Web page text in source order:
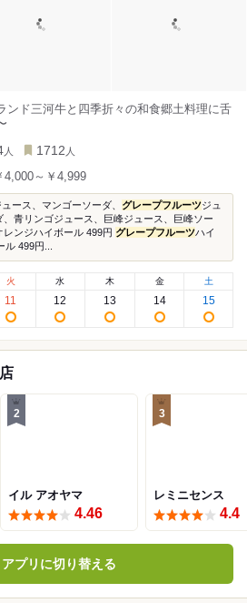
ンド三河牛と四季折々の和食郷土料理に舌
人 1712 人
4,000～￥4,999
ース、マンゴーソーダ、 グレープフルーツジュ
、青リンゴジュース、巨峰ジュース、巨峰ソー
ンジハイボール 499円 グレープフルーツハイ
499円...
火
11
水
12
木
13
金
14
土
15
2
イル アオヤマ
4.46
3
レミニセンス
4.4
アプリに切り替える